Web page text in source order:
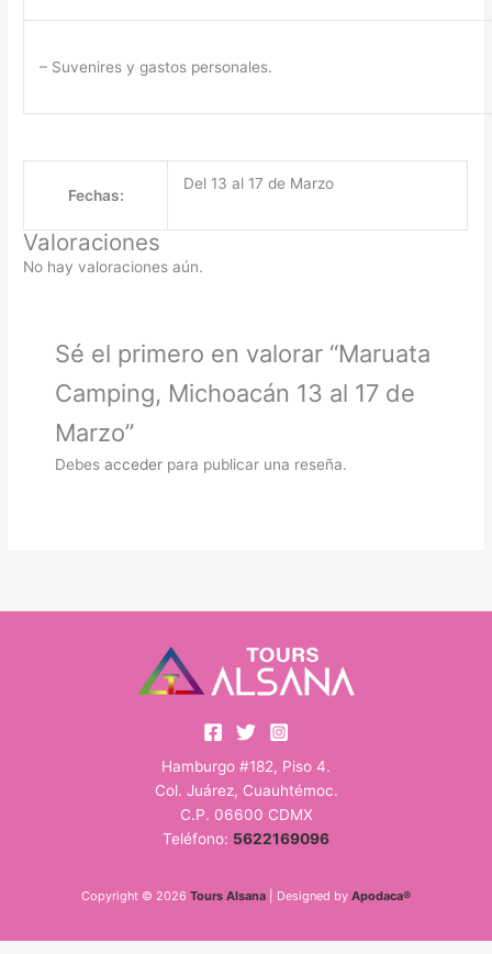
– Suvenires y gastos personales.
Fechas:
Del 13 al 17 de Marzo
Valoraciones
No hay valoraciones aún.
Sé el primero en valorar “Maruata
Camping, Michoacán 13 al 17 de
Marzo”
Debesacceder para publicar una reseña.
Hamburgo #182, Piso 4.
Col. Juárez, Cuauhtémoc.
C.P. 06600 CDMX
Teléfono: 5622169096
Copyright © 2026 Tours Alsana | Designed by Apodaca®